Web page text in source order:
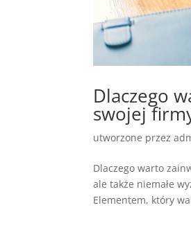
Dlaczego
swojej
utworzone przez
Dlaczego warto
ale także niemałe
Elementem, który